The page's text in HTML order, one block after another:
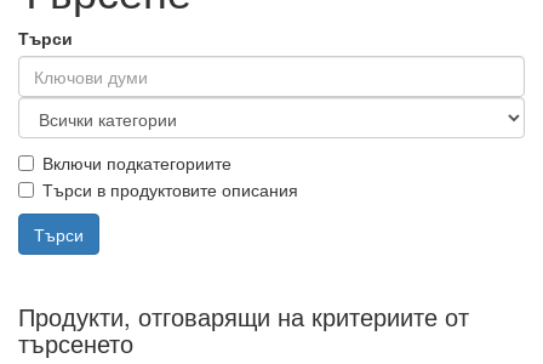
Търси
Включи подкатегориите
Търси в продуктовите описания
Продукти, отговарящи на критериите от
търсенето